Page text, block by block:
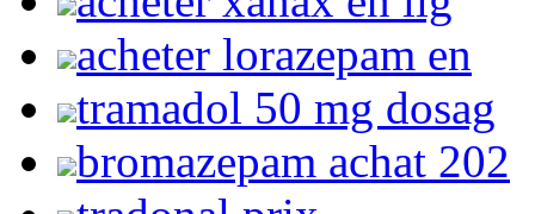
acheter lorazepam en
tramadol 50 mg dosag
bromazepam achat 202